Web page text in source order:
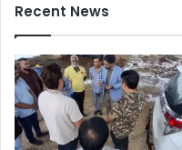
Recent News